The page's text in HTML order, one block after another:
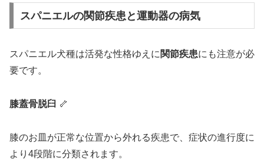
スパニエルの関節疾患と運動器の病気
スパニエル犬種は活発な性格ゆえに関節疾患にも注意が必
要です。
膝蓋骨脱臼 🦴
膝のお皿が正常な位置から外れる疾患で、症状の進行度に
より4段階に分類されます。